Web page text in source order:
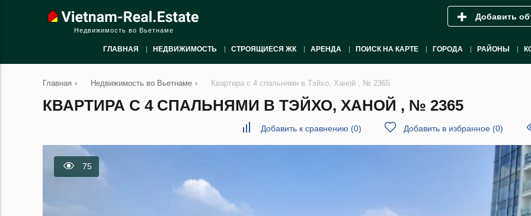
Недвижимость во Вьетнаме
Добавить
ГЛАВНАЯ НЕДВИЖИМОСТЬ СТРОЯЩИЕСЯ ЖК АРЕНДА ПОИСК НА КАРТЕ ГОРОДА РАЙОНЫ
Главная › Недвижимость во Вьетнаме › Квартира с 4 спальнями в Тэйхо, Ханой , № 2365
КВАРТИРА С 4 СПАЛЬНЯМИ В ТЭЙХО, ХАНОЙ , № 2365
Добавить к сравнению (0) Добавить в избранное (0)
75